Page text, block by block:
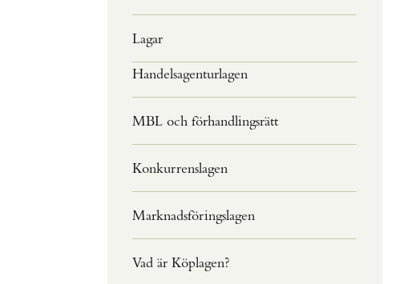
Lagar
Handelsagenturlagen
MBL och förhandlingsrätt
Konkurrenslagen
Marknadsföringslagen
Vad är Köplagen?